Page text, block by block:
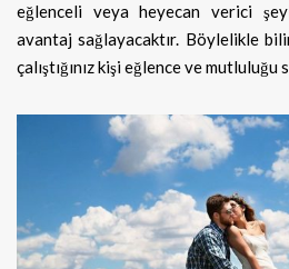
eğlenceli veya heyecan verici
avantaj sağlayacaktır. Böylelikle
çalıştığınız kişi eğlence ve